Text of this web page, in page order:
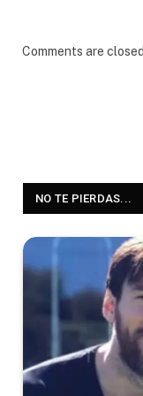
Comments are
NO TE PIERDAS...